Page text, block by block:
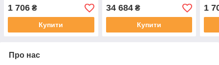
1 706 ₴
Купити
34 684₴
Купити
1
Про нас